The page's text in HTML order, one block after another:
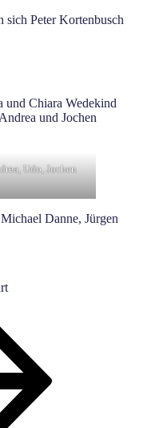
sich Peter Kortenbusch
und Chiara Wedekind
und Jochen
Udo, Jochen
Danne, Jürgen